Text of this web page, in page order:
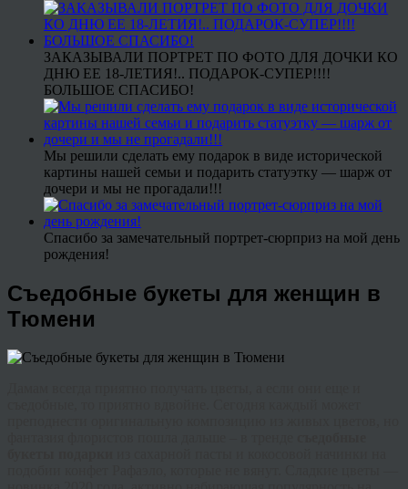
ЗАКАЗЫВАЛИ ПОРТРЕТ ПО ФОТО ДЛЯ ДОЧКИ КО
ДНЮ ЕЕ 18-ЛЕТИЯ!.. ПОДАРОК-СУПЕР!!!!
БОЛЬШОЕ СПАСИБО!
Мы решили сделать ему подарок в виде исторической
картины нашей семьи и подарить статуэтку — шарж от
дочери и мы не прогадали!!!
Спасибо за замечательный портрет-сюрприз на мой день
рождения!
Съедобные букеты для женщин в
Тюмени